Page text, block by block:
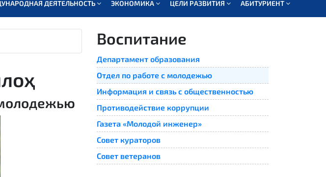
ДЕЯТЕЛЬНОСТЬ ЭКОНОМИКА ЦЕЛИ РАЗВИТИЯ АБИТУРИЕНТ
Воспитание
Департамент образования
Отдел по работе с молодежью
Информация и связь с общественностью
Противодействие коррупции
Газета «Молодой инженер»
Совет кураторов
Совет ветеранов